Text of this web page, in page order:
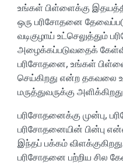
உங்கள் பிள்ளைக்கு
ஒரு பரிசோதனை
வடிகுழாய் உட்செலுத்தும்
அழைக்கப்படுவதைக்
பரிசோதனை, உங்கள்
செய்கிறது என்ற
மருத்துவருக்கு
பரிசோதனைக்கு முன்பு,
பரிசோதனையின் பின்பு
இந்தப் பக்கம்
பரிசோதனை பற்றிய சில